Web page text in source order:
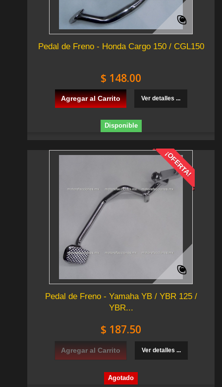
Pedal de Freno - Honda Cargo 150 / CGL150
$ 148.00
Agregar al Carrito Ver detalles ...
Disponible
¡OFERTA!
Pedal de Freno - Yamaha YB / YBR 125 /
YBR...
$ 187.50
Agregar al Carrito Ver detalles ...
Agotado